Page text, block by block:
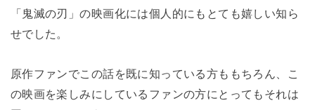
「鬼滅の刃」の映画化には個人的にもとても嬉しい知ら
せでした。
原作ファンでこの話を既に知っている方ももちろん、こ
の映画を楽しみにしているファンの方にとってもそれは